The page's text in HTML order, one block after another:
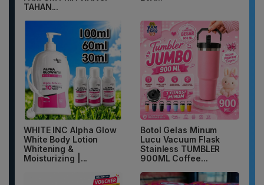
TAHAN...
WHITE INC Alpha Glow
White Body Lotion
Whitening &
Moisturizing |...
Botol Gelas Minum
Lucu Vacuum Flask
Stainless TUMBLER
900ML Coffee...